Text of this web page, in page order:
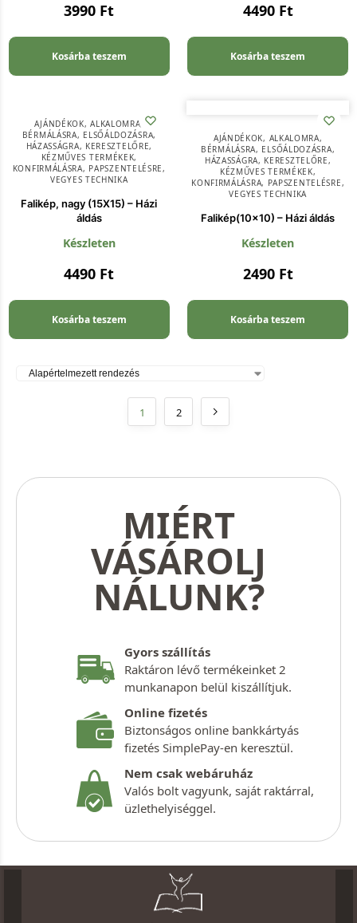
3990 Ft
Kosárba teszem
4490 Ft
Kosárba teszem
AJÁNDÉKOK,ALKALOMRA
BÉRMÁLÁSRA, ELSŐÁLDOZÁSRA,
HÁZASSÁGRA, KERESZTELŐRE,
KÉZMŰVES TERMÉKEK,
KONFIRMÁLÁSRA, PAPSZENTELÉSRE,
VEGYES TECHNIKA
Falikép, nagy (15X15) – Házi
áldás
Készleten
4490 Ft
Kosárba teszem
AJÁNDÉKOK, ALKALOMRA,
BÉRMÁLÁSRA, ELSŐÁLDOZÁSRA,
HÁZASSÁGRA, KERESZTELŐRE,
KÉZMŰVES TERMÉKEK,
KONFIRMÁLÁSRA, PAPSZENTELÉSRE,
VEGYES TECHNIKA
Falikép(10×10) – Házi áldás
Készleten
2490 Ft
Kosárba teszem
1 2
MIÉRT
VÁSÁROLJ
NÁLUNK?
Gyors szállítás
Raktáron lévő termékeinket 2
munkanapon belül kiszállítjuk.
Online fizetés
Biztonságos online bankkártyás
fizetés SimplePay-en keresztül.
Nem csak webáruház
Valós bolt vagyunk, saját raktárral,
üzlethelyiséggel.